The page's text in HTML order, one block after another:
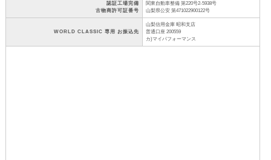
認証工場完備
古物商許可証番号
関東自動車整備 第220号2-5938号
山梨県公安 第471022900122号
WORLD CLASSIC 専用 お振込先
山梨信用金庫 昭和支店
普通口座 200559
カ)マイパフォーマンス